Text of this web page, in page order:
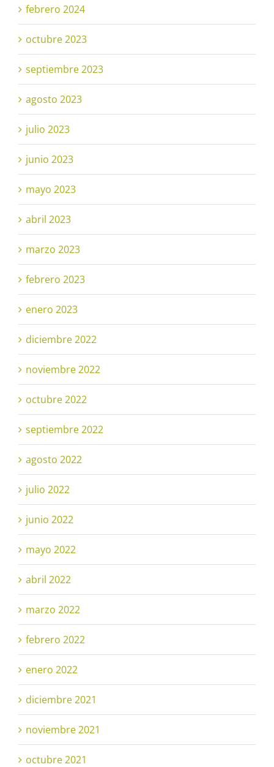
febrero 2024
octubre 2023
septiembre 2023
agosto 2023
julio 2023
junio 2023
mayo 2023
abril 2023
marzo 2023
febrero 2023
enero 2023
diciembre 2022
noviembre 2022
octubre 2022
septiembre 2022
agosto 2022
julio 2022
junio 2022
mayo 2022
abril 2022
marzo 2022
febrero 2022
enero 2022
diciembre 2021
noviembre 2021
octubre 2021